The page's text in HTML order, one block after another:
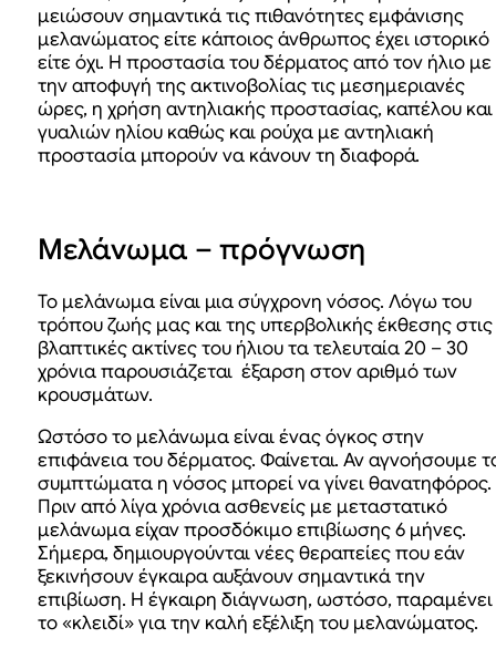
μειώσουν σημαντικά τις πιθανότητες εμφάνισης
μελανώματος είτε κάποιος άνθρωπος έχει ιστορικό
είτε όχι. Η προστασία του δέρματος από τον ήλιο με
την αποφυγή της ακτινοβολίας τις μεσημεριανές
ώρες, η χρήση αντηλιακής προστασίας, καπέλου και
γυαλιών ηλίου καθώς και ρούχα με αντηλιακή
προστασία μπορούν να κάνουν τη διαφορά.
Μελάνωμα – πρόγνωση
Το μελάνωμα είναι μια σύγχρονη νόσος. Λόγω του
τρόπου ζωής μας και της υπερβολικής έκθεσης στις
βλαπτικές ακτίνες του ήλιου τα τελευταία 20 – 30
χρόνια παρουσιάζεται έξαρση στον αριθμό των
κρουσμάτων.
Ωστόσο το μελάνωμα είναι ένας όγκος στην
επιφάνεια του δέρματος. Φαίνεται. Αν αγνοήσουμε
συμπτώματα η νόσος μπορεί να γίνει θανατηφόρος.
Πριν από λίγα χρόνια ασθενείς με μεταστατικό
μελάνωμα είχαν προσδόκιμο επιβίωσης 6 μήνες.
Σήμερα, δημιουργούνται νέες θεραπείες που εάν
ξεκινήσουν έγκαιρα αυξάνουν σημαντικά την
επιβίωση. Η έγκαιρη διάγνωση, ωστόσο, παραμένει
το «κλειδί» για την καλή εξέλιξη του μελανώματος.